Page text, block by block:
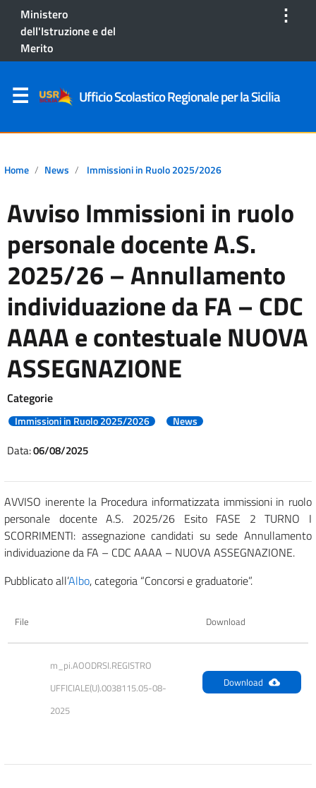
Ministero
dell'Istruzione e del
Merito
⋮
Ufficio Scolastico Regionale per la Sicilia
Home News Immissioni in Ruolo 2025/2026
Avviso Immissioni in ruolo
personale docente A.S.
2025/26 – Annullamento
individuazione da FA – CDC
AAAA e contestuale NUOVA
ASSEGNAZIONE
Categorie
Immissioni in Ruolo 2025/2026 News
Data:06/08/2025
AVVISO inerente la Procedura informatizzata immissioni in ruolo
personale docente A.S. 2025/26 Esito FASE 2 TURNO I
SCORRIMENTI: assegnazione candidati su sede Annullamento
individuazione da FA – CDC AAAA – NUOVA ASSEGNAZIONE.
Pubblicato all’Albo, categoria “Concorsi e graduatorie”.
File Download
m_pi.AOODRSI.REGISTRO
UFFICIALE(U).0038115.05-08-
2025
Download